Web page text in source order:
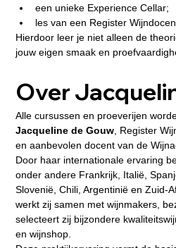
een unieke Experience Cellar;
les van een Register
Hierdoor leer je niet alleen de
jouw eigen smaak en
Over
Alle cursussen en proeverijen
Jacqueline de Gouw, Register
en aanbevolen docent van de
Door haar internationale ervaring
onder andere Frankrijk, Italië,
Slovenië, Chili, Argentinië en Zuid-
werkt zij samen met wijnmakers,
selecteert zij bijzondere
en wijnshop.